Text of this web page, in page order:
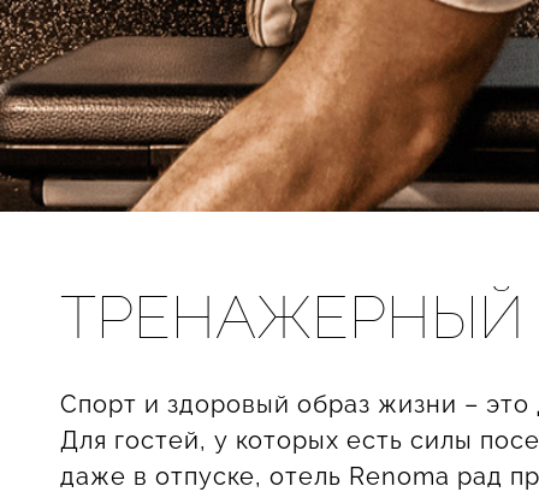
ТРЕНАЖЕРНЫЙ
Спорт и здоровый образ жизни –
Для гостей, у которых есть силы
даже в отпуске, отель Renoma рад